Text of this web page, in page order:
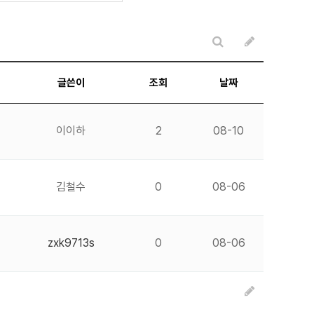
글쓴이 조회 날짜
이이하 2 08-10
김철수 0 08-06
zxk9713s 0 08-06